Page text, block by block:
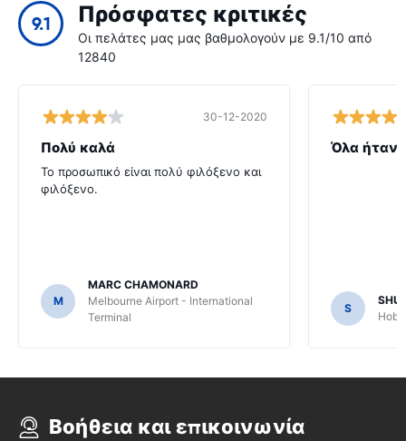
9.1 Πρόσφατες κριτικές
Οι πελάτες μας μας βαθμολογούν με 9.1/10 από
12840
30-12-2020
Πολύ καλά
Το προσωπικό είναι πολύ φιλόξενο και
φιλόξενο.
M
MARC CHAMONARD
Melbourne Airport - International
Terminal
Όλα ήταν
S
Βοήθεια και επικοινωνία